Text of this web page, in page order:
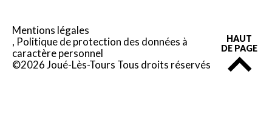
Mentions légales
Politique de protection des données à
caractère personnel
©2026 Joué-Lès-Tours Tous droits réservés
HAUT
DE PAGE